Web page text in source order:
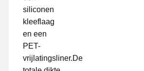
siliconen
kleeflaag
en een
PET-
vrijlatingsliner.De